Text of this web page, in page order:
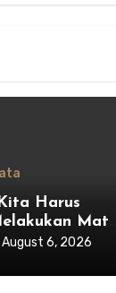
Harus
Mata
Privasi Orang
August 6, 2026